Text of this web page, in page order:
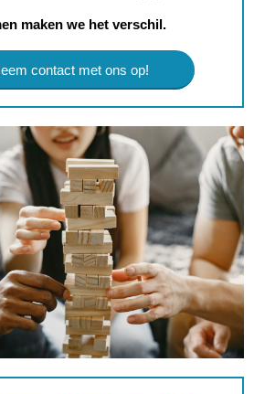
maken we het verschil.
contact met ons op!